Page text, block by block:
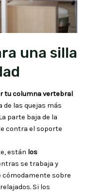
una silla
tu columna vertebral
de las quejas más
parte baja de la
contra el soporte
están los
se trabaja y
cómodamente sobre
Si los